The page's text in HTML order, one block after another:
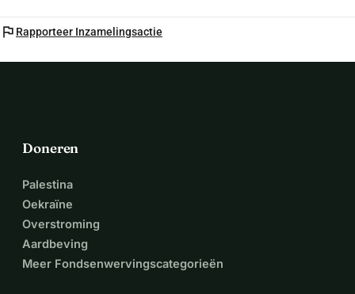
flag Rapporteer Inzamelingsactie
Doneren
Palestina
Oekraïne
Overstroming
Aardbeving
Meer Fondsenwervingscategorieën